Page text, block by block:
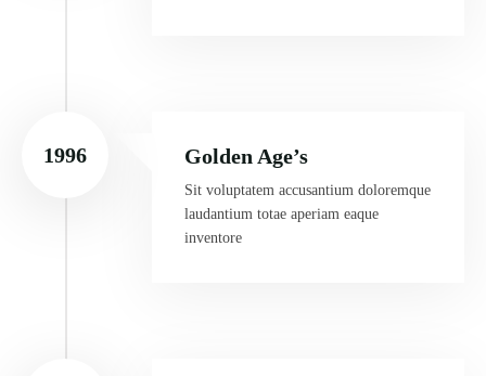
1996 Golden Age’s
Sit voluptatem accusantium doloremque
laudantium totae aperiam eaque
inventore